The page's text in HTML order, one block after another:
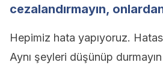
cezalandırmayın,
Hepimiz hata yapıyoruz.
Aynı şeyleri düşünüp durmayın